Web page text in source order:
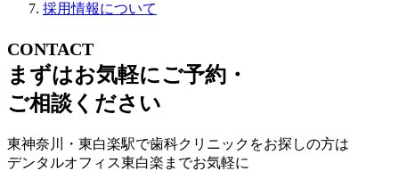
採用情報について
CONTACT
まずはお気軽にご予約・
ご相談ください
東神奈川・東白楽駅で歯科クリニックをお探しの方は
デンタルオフィス東白楽までお気軽に